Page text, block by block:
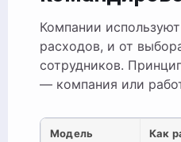
Компании
расходов, и от
сотрудников.
— компания или
Модель Как